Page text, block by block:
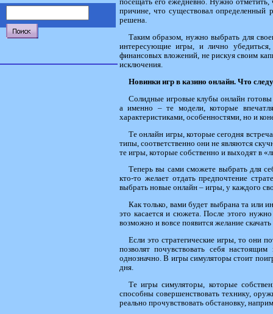
посещать его ежедневно. Нужно
причине, что существовал определенный
решена.
Таким образом, нужно выбрать для
интересующие игры, и лично
финансовых вложений, не рискуя своим
исключения.
Новинки игр в казино онлайн. Что
Солидные игровые клубы онлайн готовы
а именно – те модели, которые
характеристиками, особенностями, но и
Те онлайн игры, которые сегодня
типы, соответственно они не являются
те игры, которые собственно и выходят в
Теперь вы сами сможете выбрать для
кто-то желает отдать предпочтение
выбрать новые онлайн – игры, у каждого
Как только, вами будет выбрана та или
это касается и сюжета. После этого
возможно и вовсе появится желание скачать
Если это стратегические игры, то они
позволят почувствовать себя
однозначно. В игры симуляторы стоит
дня.
Те игры симуляторы, которые
способны совершенствовать технику,
реально прочувствовать обстановку,